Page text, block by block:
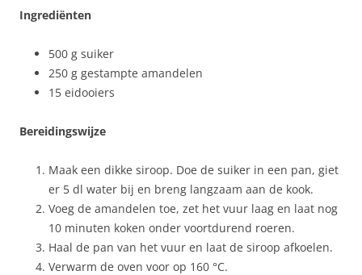
Ingrediënten
500 g suiker
250 g gestampte amandelen
15 eidooiers
Bereidingswijze
Maak een dikke siroop. Doe de suiker in een pan, giet
er 5 dl water bij en breng langzaam aan de kook.
Voeg de amandelen toe, zet het vuur laag en laat nog
10 minuten koken onder voortdurend roeren.
Haal de pan van het vuur en laat de siroop afkoelen.
Verwarm de oven voor op 160 °C.